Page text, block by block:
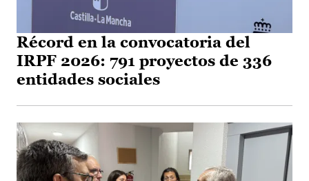
Récord en la convocatoria del
IRPF 2026: 791 proyectos de 336
entidades sociales